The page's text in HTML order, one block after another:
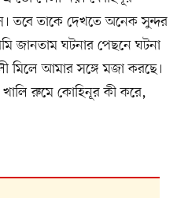
তবে তাকে দেখতে অনেক সুন্দর
জানতাম ঘটনার পেছনে ঘটনা
মিলে আমার সঙ্গে মজা করছে।
রুমে কোহিনূর কী করে,